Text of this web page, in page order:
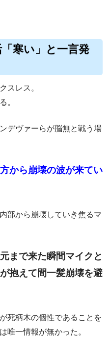
寒い」と一言発
スレス。
。
デヴァーらが脳無と戦う場
から崩壊の波が来てい
部から崩壊していき焦るマ
まで来た瞬間マイクと
抱えて間一髪崩壊を避
死柄木の個性であることを
唯一情報が無かった。